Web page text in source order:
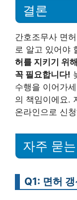
결론
간호조무사 면
로 알고 있어야
허를 지키기 위
꼭 필요합니다!
수행을 이어가
의 책임이에요.
온라인으로 신
자주 묻
Q1: 면허